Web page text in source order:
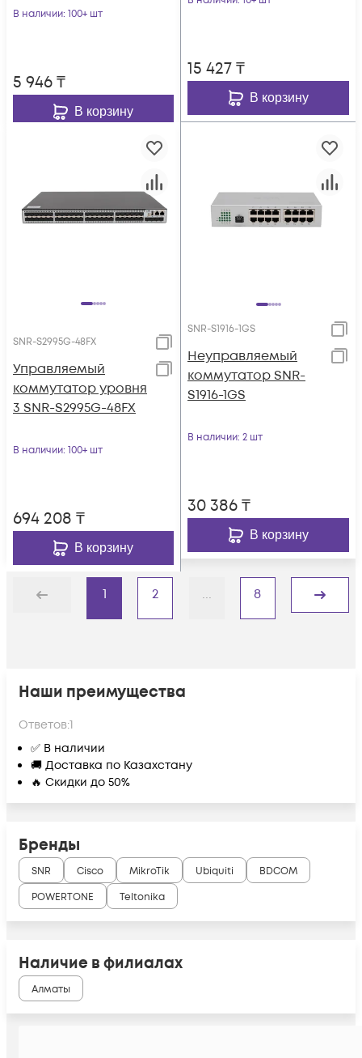
В наличии: 100+ шт
5 946₸
В корзину
15 427₸
В корзину
SNR-S2995G-48FX
Управляемый
коммутатор уровня
3 SNR-S2995G-48FX
В наличии: 100+ шт
694 208 ₸
В корзину
SNR-S1916-1GS
Неуправляемый
коммутатор SNR-
S1916-1GS
В наличии: 2 шт
30 386₸
В корзину
Назад
1 2 ... 8
Дальше
Наши преимущества
Ответов:1
✅ В наличии
🚚 Доставка по Казахстану
🔥 Скидки до 50%
Бренды
SNR Cisco MikroTik Ubiquiti
BDCOM
POWERTONE
Teltonika
Наличие в филиалах
Алматы